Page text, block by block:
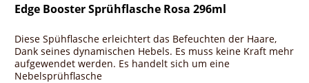
Edge Booster Sprühflasche Rosa 296ml
Diese Spühflasche erleichtert das Befeuchten der Haare,
Dank seines dynamischen Hebels. Es muss keine Kraft mehr
aufgewendet werden. Es handelt sich um eine
Nebelsprühflasche